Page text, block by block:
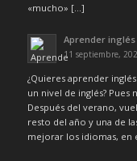
«mucho» […]
Aprender inglés
11 septiembre,
¿Quieres aprender
un nivel de inglés? Pues
Después del verano,
resto del año y una de
mejorar los idiomas, en